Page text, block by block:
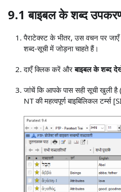
9.1 बाइबल के शब्द
पैराटेक्स्ट के भीतर, उस वचन पर
शब्द-सूची में जोड़ना चाहते हैं।
दाएँ क्लिक करें औरबाइबल के शब्द
जांचें कि आपके पास सही सूची खुली है
NT की महत्वपूर्ण बाइबिलिकल टर्म्स